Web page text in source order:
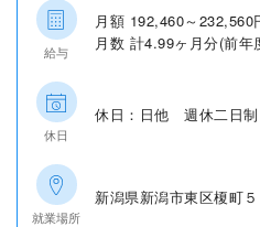
給与
月額 192,460～
月数 計4.99ヶ月分(前年
休日
休日：日他 週休二日
就業場所
新潟県新潟市東区榎町５